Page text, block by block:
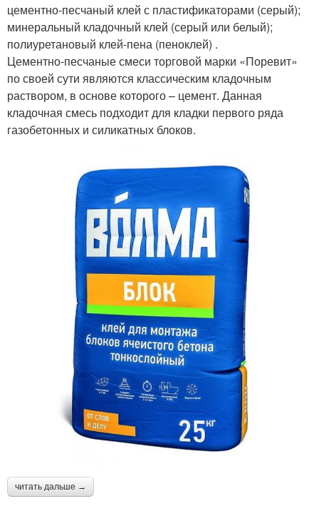
цементно-песчаный клей с пластификаторами (серый);
минеральный кладочный клей (серый или белый);
полиуретановый клей-пена (пеноклей) .
Цементно-песчаные смеси торговой марки «Поревит»
по своей сути являются классическим кладочным
раствором, в основе которого – цемент. Данная
кладочная смесь подходит для кладки первого ряда
газобетонных и силикатных блоков.
читать дальше →